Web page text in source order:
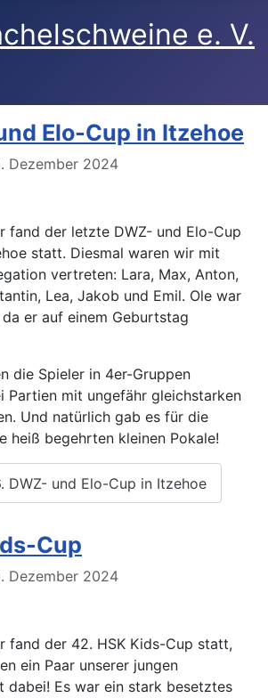
Elo-Cup in Itzehoe
Dezember 2024
fand der letzte DWZ- und Elo-Cup
statt. Diesmal waren wir mit
vertreten: Lara, Max, Anton,
Lea, Jakob und Emil. Ole war
er auf einem Geburtstag
die Spieler in 4er-Gruppen
Partien mit ungefähr gleichstarken
Und natürlich gab es für die
heiß begehrten kleinen Pokale!
DWZ- und Elo-Cup in Itzehoe
Cup
Dezember 2024
fand der 42. HSK Kids-Cup statt,
ein Paar unserer jungen
dabei! Es war ein stark besetztes